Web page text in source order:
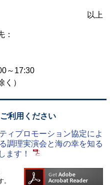
以上
：
～17:30
く）
利用ください
ィプロモーション協定によ
調理実演会と海の幸を知る
ます！